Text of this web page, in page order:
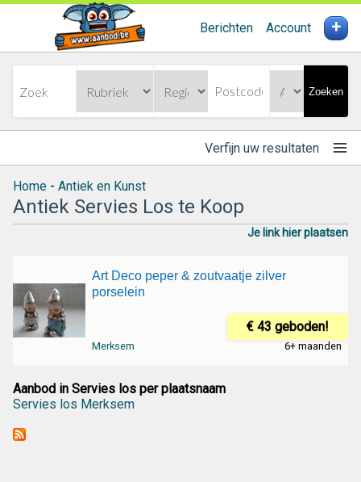
Berichten Account +
Zoeken
Verfijn uw resultaten
Home - Antiek en Kunst
Antiek Servies Los te Koop
Je link hier plaatsen
Art Deco peper & zoutvaatje zilver
porselein
€ 43 geboden!
Merksem 6+ maanden
Aanbod in Servies los per plaatsnaam
Servies los Merksem